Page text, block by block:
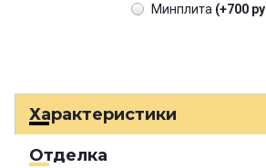
Минплита (+700
Характеристики
Отделка